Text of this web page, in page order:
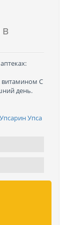
витамином C
день.
Упса